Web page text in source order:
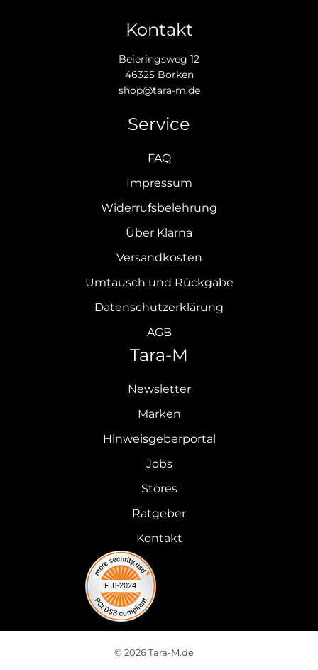
Kontakt
Beieringsweg 12
46325 Borken
shop@tara-m.de
Service
FAQ
Impressum
Widerrufsbelehrung
Über Klarna
Versandkosten
Umtausch und Rückgabe
Datenschutzerklärung
AGB
Tara-M
Newsletter
Marken
Hinweisgeberportal
Jobs
Stores
Ratgeber
Kontakt
© 2026 Tara-M.de